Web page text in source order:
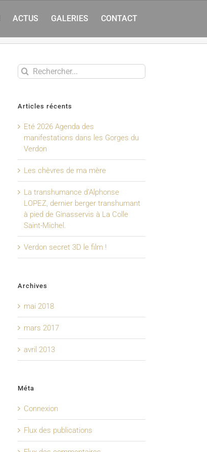
ACTUS GALERIES CONTACT
Rechercher
Articles récents
Eté 2026 Agenda des
manifestations dans les Gorges du
Verdon
Les chèvres de ma mère
La transhumance d’Alphonse
LOPEZ, dernier berger transhumant
à pied de Ginasservis à La Colle
Saint-Michel.
Verdon secret 3D le film !
Archives
mai 2018
mars 2017
avril 2013
Méta
Connexion
Flux des publications